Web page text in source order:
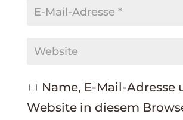
Name, E-Mail-Adresse
Website in diesem